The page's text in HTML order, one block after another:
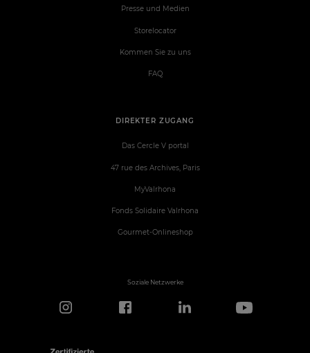
DIREKTER ZUGANG
Das Cercle V portal
47 rue des Archives, Paris
MyValrhona
Fonds Solidaire Valrhona
Gourmet-Onlineshop
Presse und Medien
Storelocator
Kommen Sie zu uns
FAQ
Soziale Netzwerke